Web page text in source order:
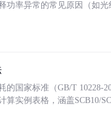
功率异常的常见原因（如
国家标准（GB/T 10228-
实例表格，涵盖SCB10/